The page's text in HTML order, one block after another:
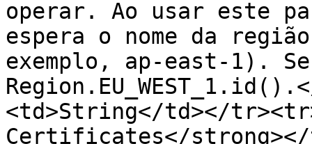
operar. Ao usar este
espera o nome da
exemplo, ap-east-1).
<td>String</td></
Certificates</